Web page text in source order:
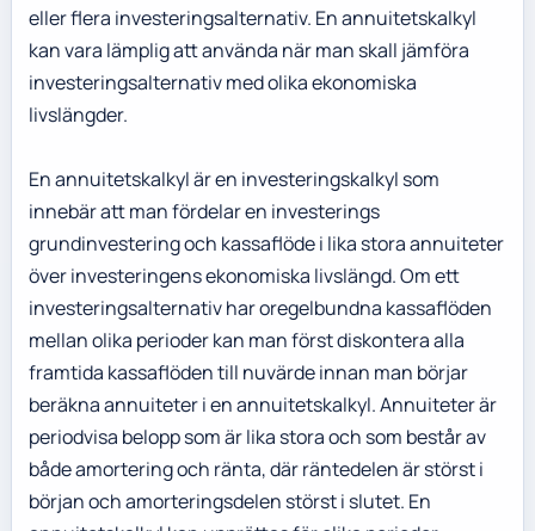
eller flera investeringsalternativ. En annuitetskalkyl
kan vara lämplig att använda när man skall jämföra
investeringsalternativ med olika ekonomiska
livslängder.
En annuitetskalkyl är en investeringskalkyl som
innebär att man fördelar en investerings
grundinvestering och kassaflöde i lika stora annuiteter
över investeringens ekonomiska livslängd. Om ett
investeringsalternativ har oregelbundna kassaflöden
mellan olika perioder kan man först diskontera alla
framtida kassaflöden till nuvärde innan man börjar
beräkna annuiteter i en annuitetskalkyl. Annuiteter är
periodvisa belopp som är lika stora och som består av
både amortering och ränta, där räntedelen är störst i
början och amorteringsdelen störst i slutet. En